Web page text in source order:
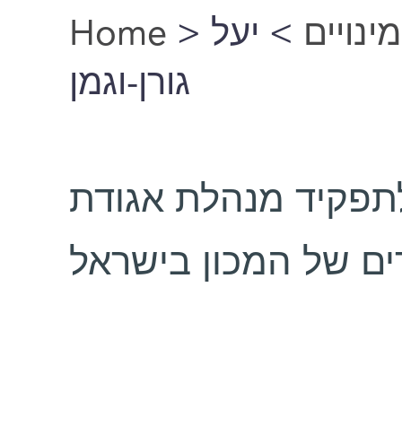
You are here
Home > > יעל
גורן-וגמן
מנהלת אגודת
של המכון בישראל